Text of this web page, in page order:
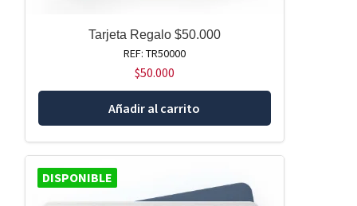
Tarjeta Regalo $50.000
REF: TR50000
$50.000
Añadir al carrito
DISPONIBLE